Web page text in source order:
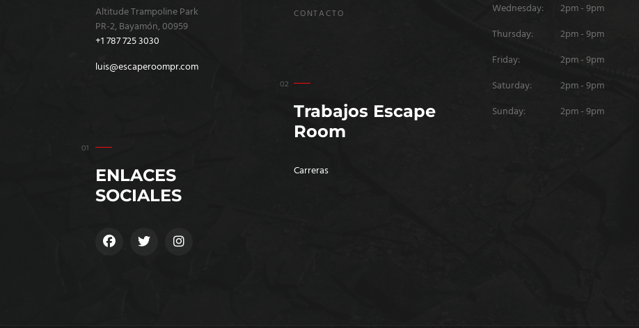
Altitude Trampoline Park
PR-2, Bayamón, 00959
+1 787 725 3030
luis@escaperoompr.com
ENLACES
SOCIALES
CONTACTO
Trabajos Escape
Room
Carreras
Wednesday:
2pm - 9pm
Thursday:
2pm - 9pm
Friday:
2pm - 9pm
Saturday:
2pm - 9pm
Sunday:
2pm - 9pm